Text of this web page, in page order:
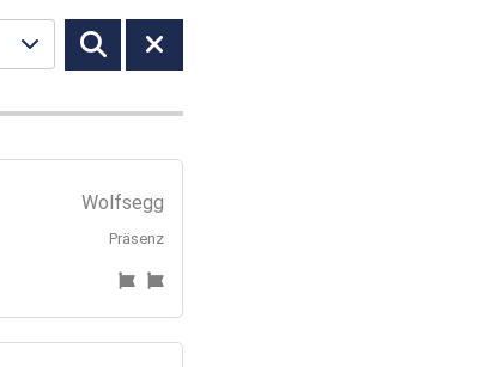
Wolfsegg
Präsenz